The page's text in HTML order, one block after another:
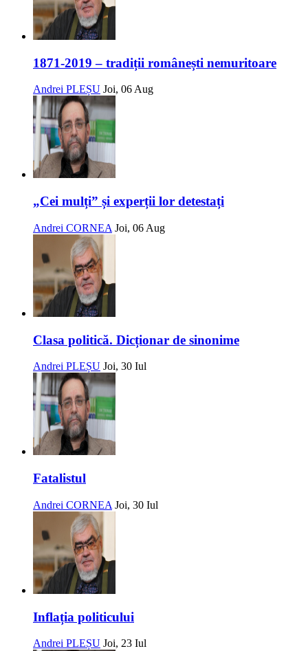
1871-2019 – tradiții românești nemuritoare
Andrei PLEȘU Joi, 06 Aug
„Cei mulți” și experții lor detestați
Andrei CORNEA Joi, 06 Aug
Clasa politică. Dicționar de sinonime
Andrei PLEȘU Joi, 30 Iul
Fatalistul
Andrei CORNEA Joi, 30 Iul
Inflația politicului
Andrei PLEȘU Joi, 23 Iul